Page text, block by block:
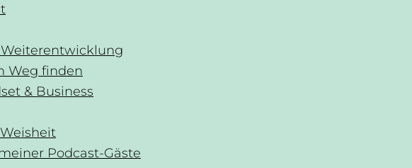
Weg finden
& Business
Podcast-Gäste